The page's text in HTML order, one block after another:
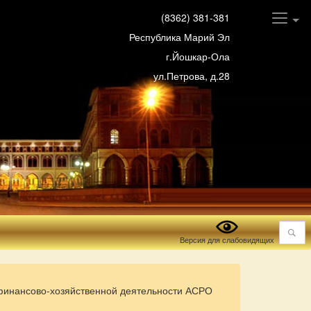
(8362) 381-381
Республика Марий Эл
г.Йошкар-Ола
ул.Петрова, д.28
Версия для слабовидящих Поиск
хозяйственной деятельности АСРО